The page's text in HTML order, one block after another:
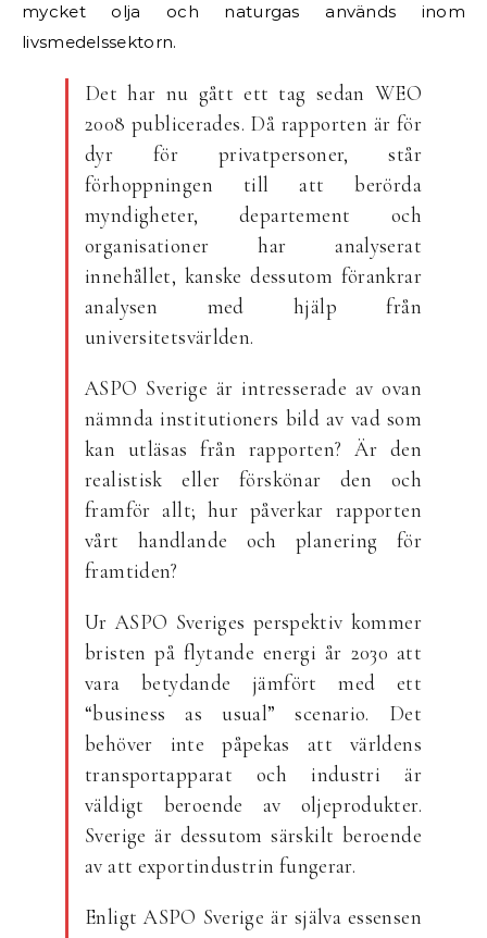
mycket olja och naturgas används inom
livsmedelssektorn.
Det har nu gått ett tag sedan WEO
2008 publicerades. Då rapporten är för
dyr för privatpersoner, står
förhoppningen till att berörda
myndigheter, departement och
organisationer har analyserat
innehållet, kanske dessutom förankrar
analysen med hjälp från
universitetsvärlden.
ASPO Sverige är intresserade av ovan
nämnda institutioners bild av vad som
kan utläsas från rapporten? Är den
realistisk eller förskönar den och
framför allt; hur påverkar rapporten
vårt handlande och planering för
framtiden?
Ur ASPO Sveriges perspektiv kommer
bristen på flytande energi år 2030 att
vara betydande jämfört med ett
“business as usual” scenario. Det
behöver inte påpekas att världens
transportapparat och industri är
väldigt beroende av oljeprodukter.
Sverige är dessutom särskilt beroende
av att exportindustrin fungerar.
Enligt ASPO Sverige är själva essensen